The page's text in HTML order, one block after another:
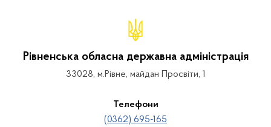
Рівненська обласна державна адміністрація
33028, м.Рівне, майдан Просвіти, 1
Телефони
(0362) 695-165